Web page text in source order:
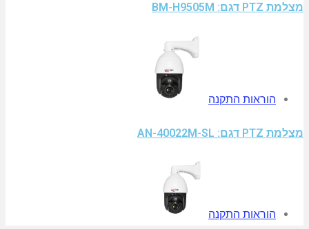
מצלמת PTZ דגם: BM-H9505M
הוראות התקנה
מצלמת PTZ דגם: AN-40022M-SL
הוראות התקנה